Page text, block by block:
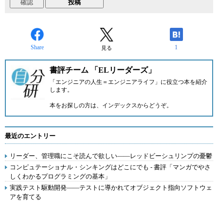
Share 見る 1
書評チーム 「ELリーダーズ」
「エンジニアの人生＝エンジニアライフ」に役立つ本を紹介
します。
本をお探しの方は、 インデックスからどうぞ。
最近のエントリー
リーダー、管理職にこそ読んで欲しい――レッドビーシュリンプの憂鬱
コンピュテーショナル・シンキングはどこにでも - 書評「マンガでやさ
しくわかるプログラミングの基本」
実践テスト駆動開発――テストに導かれてオブジェクト指向ソフトウェ
アを育てる